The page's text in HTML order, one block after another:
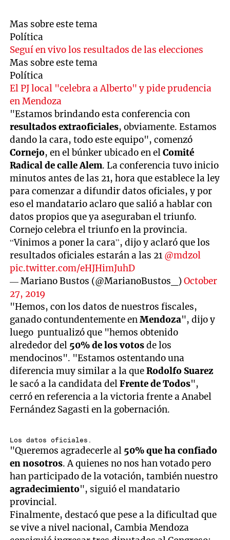
Mas sobre este tema
Política
Seguí en vivo los resultados de las elecciones
Mas sobre este tema
Política
El PJ local "celebra a Alberto" y pide prudencia
en Mendoza
"Estamos brindando esta conferencia con
resultados extraoficiales, obviamente. Estamos
dando la cara, todo este equipo", comenzó
Cornejo, en el búnker ubicado en elComité
Radical de calle Alem. La conferencia tuvo inicio
minutos antes de las 21, hora que establece la ley
para comenzar a difundir datos oficiales, y por
eso el mandatario aclaro que salió a hablar con
datos propios que ya aseguraban el triunfo.
Cornejo celebra el triunfo en la provincia.
“Vinimos a poner la cara”, dijo y aclaró que los
resultados oficiales estarán a las 21@mdzol
pic.twitter.com/eHJHimJuhD
— Mariano Bustos (@MarianoBustos_)October
27, 2019
"Hemos, con los datos de nuestros fiscales,
ganado contundentemente enMendoza", dijo y
luego puntualizó que "hemos obtenido
alrededor del 50% de los votosde los
mendocinos". "Estamos ostentando una
diferencia muy similar a la queRodolfo Suarez
le sacó a la candidata delFrente de Todos",
cerró en referencia a la victoria frente a Anabel
Fernández Sagasti en la gobernación.
Los datos oficiales.
"Queremos agradecerle al 50% que ha confiado
en nosotros. A quienes no nos han votado pero
han participado de la votación, también nuestro
agradecimiento", siguió el mandatario
provincial.
Finalmente, destacó que pese a la dificultad que
se vive a nivel nacional, Cambia Mendoza